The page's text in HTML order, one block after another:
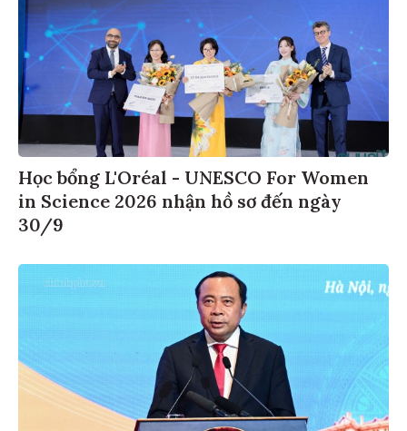
Học bổng L'Oréal - UNESCO For Women
in Science 2026 nhận hồ sơ đến ngày
30/9